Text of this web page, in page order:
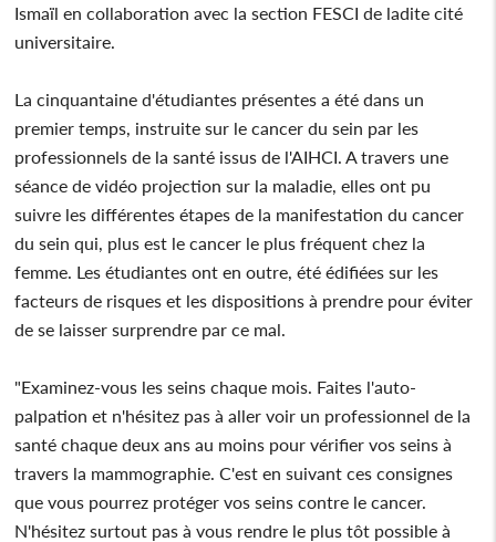
Ismaïl en collaboration avec la section FESCI de ladite cité
universitaire.
La cinquantaine d'étudiantes présentes a été dans un
premier temps, instruite sur le cancer du sein par les
professionnels de la santé issus de l'AIHCI. A travers une
séance de vidéo projection sur la maladie, elles ont pu
suivre les différentes étapes de la manifestation du cancer
du sein qui, plus est le cancer le plus fréquent chez la
femme. Les étudiantes ont en outre, été édifiées sur les
facteurs de risques et les dispositions à prendre pour éviter
de se laisser surprendre par ce mal.
"Examinez-vous les seins chaque mois. Faites l'auto-
palpation et n'hésitez pas à aller voir un professionnel de la
santé chaque deux ans au moins pour vérifier vos seins à
travers la mammographie. C'est en suivant ces consignes
que vous pourrez protéger vos seins contre le cancer.
N'hésitez surtout pas à vous rendre le plus tôt possible à